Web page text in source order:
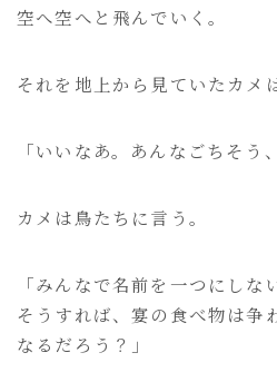
空へ空へと飛んでいく。
それを地上から見ていたカメ
「いいなあ。あんなごちそう
カメは鳥たちに言う。
「みんなで名前を一つにしな
そうすれば、宴の食べ物は争
なるだろう？」